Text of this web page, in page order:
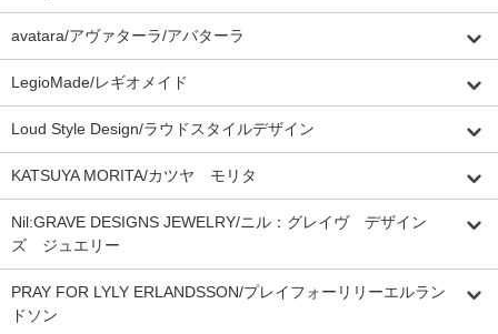
avatara/アヴァターラ/アバターラ
LegioMade/レギオメイド
Loud Style Design/ラウドスタイルデザイン
KATSUYA MORITA/カツヤ モリタ
Nil:GRAVE DESIGNS JEWELRY/ニル：グレイヴ デザイン
ズ ジュエリー
PRAY FOR LYLY ERLANDSSON/プレイフォーリリーエルラン
ドソン